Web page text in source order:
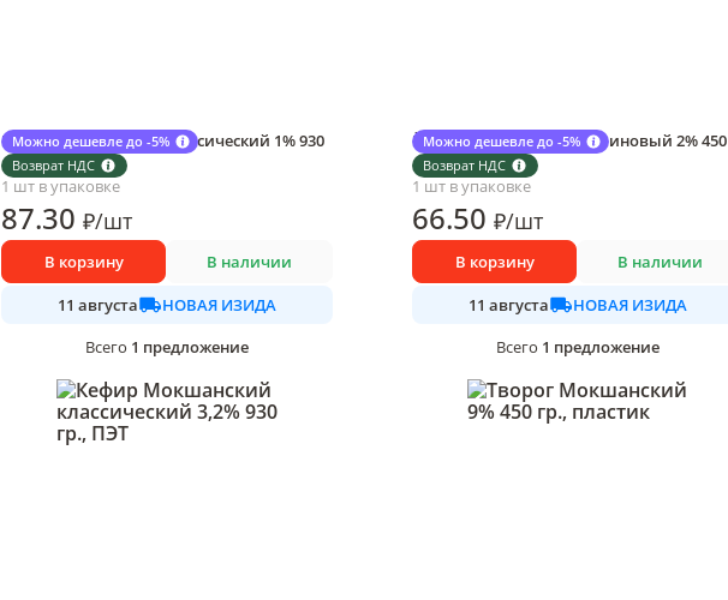
Можно дешевле до -5%
Возврат НДС
Кефир Мокшанский классический 1% 930
гр., ПЭТ
1 шт в упаковке
87.30 ₽/шт
В корзину В наличии
11 августа
НОВАЯ ИЗИДА
Всего 1 предложение
Можно дешевле до -5%
Возврат НДС
Йогурт Мокшанский малиновый 2% 450
гр., ПЭТ
1 шт в упаковке
66.50 ₽/шт
В корзину В наличии
11 августа
НОВАЯ ИЗИДА
Всего 1 предложение